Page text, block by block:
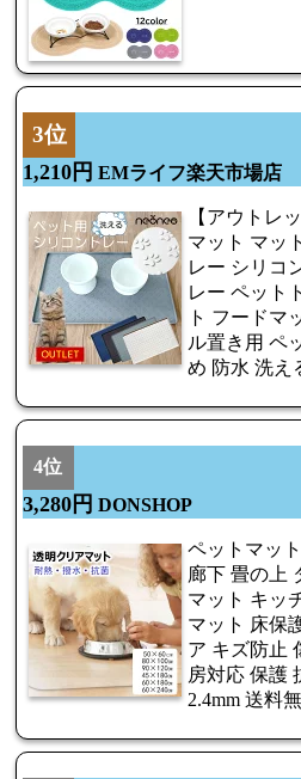
3位
1,210円 EMライフ楽天市場店
【アウトレ
マット マッ
レー シリコ
レー ペット
ト フードマ
ル置き用 ペ
め 防水 洗え
4位
3,280円 DONSHOP
ペットマッ
廊下 畳の上
マット キッ
マット 床保
ア キズ防止
房対応 保護
2.4mm 送料